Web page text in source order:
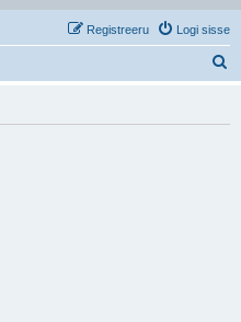
Logi sisse
Registreeru